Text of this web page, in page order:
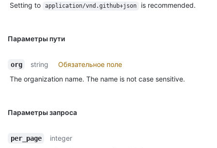
Setting to
application/vnd.github+json is recommended.
Параметры пути
org string
Обязательное поле
The organization name. The name is not case sensitive.
Параметры запроса
per_page
integer